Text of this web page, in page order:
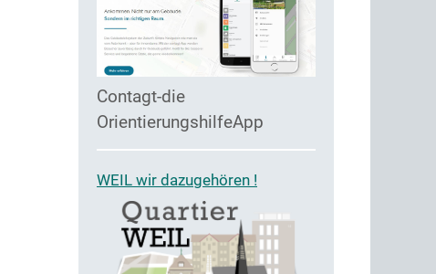
Contagt-die
OrientierungshilfeApp
WEIL wir dazugehören !